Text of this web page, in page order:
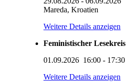
Mareda, Kroatien
Weitere Details anzeigen
Feministischer Lesekreis
01.09.2026 16:00 - 17:30
Weitere Details anzeigen